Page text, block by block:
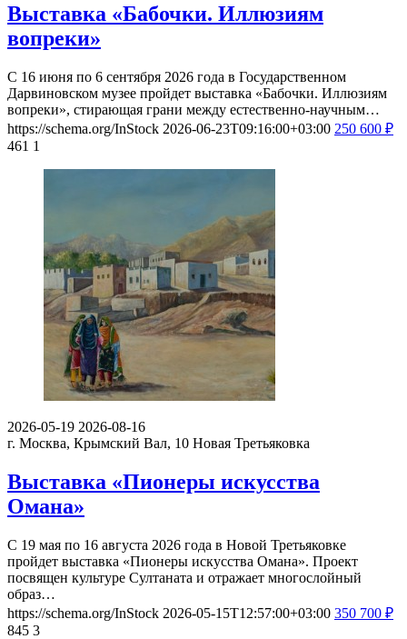
Выставка «Бабочки. Иллюзиям
вопреки»
С 16 июня по 6 сентября 2026 года в Государственном
Дарвиновском музее пройдет выставка «Бабочки. Иллюзиям
вопреки», стирающая грани между естественно-научным…
https://schema.org/InStock 2026-06-23T09:16:00+03:00 250 600 ₽
461 1
2026-05-19 2026-08-16
г. Москва, Крымский Вал, 10 Новая Третьяковка
Выставка «Пионеры искусства
Омана»
С 19 мая по 16 августа 2026 года в Новой Третьяковке
пройдет выставка «Пионеры искусства Омана». Проект
посвящен культуре Султаната и отражает многослойный
образ…
https://schema.org/InStock 2026-05-15T12:57:00+03:00 350 700 ₽
845 3